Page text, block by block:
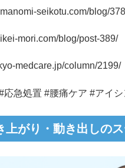
seikotu.com/blog/
mori.com/blog/post-389/
medcare.jp/column/2199/
応急処置 #腰痛ケア #アイ
上がり・動き出しの